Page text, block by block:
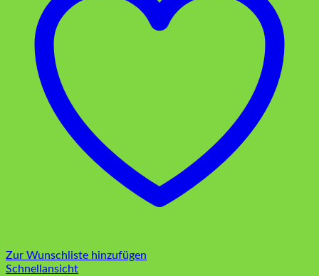
Zur Wunschliste hinzufügen
Schnellansicht